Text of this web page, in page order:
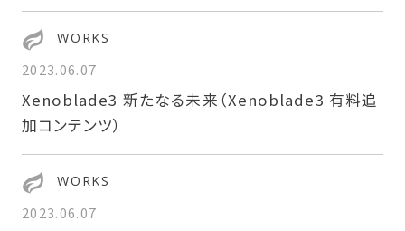
WORKS
2023.06.07
Xenoblade3 新たなる未来（Xenoblade3 有料追
加コンテンツ）
WORKS
2023.06.07